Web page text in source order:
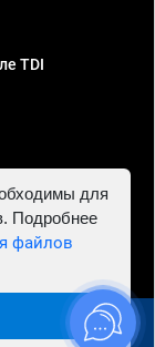
TDI
- Автосервис
для
Подробнее
файлов